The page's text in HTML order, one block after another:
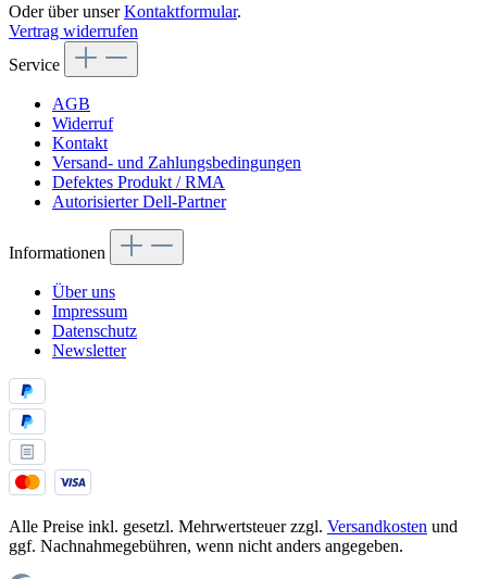
Oder über unserKontaktformular.
Vertrag widerrufen
Service
AGB
Widerruf
Kontakt
Versand- und Zahlungsbedingungen
Defektes Produkt / RMA
Autorisierter Dell-Partner
Informationen
Über uns
Impressum
Datenschutz
Newsletter
Alle Preise inkl. gesetzl. Mehrwertsteuer zzgl. Versandkosten und
ggf. Nachnahmegebühren, wenn nicht anders angegeben.